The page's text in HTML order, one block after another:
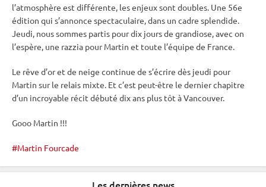
l’atmosphère est différente, les enjeux sont doubles. Une 56e
édition qui s’annonce spectaculaire, dans un cadre splendide.
Jeudi, nous sommes partis pour dix jours de grandiose, avec on
l’espère, une razzia pour Martin et toute l’équipe de France.
Le rêve d’or et de neige continue de s’écrire dès jeudi pour
Martin sur le relais mixte. Et c’est peut-être le dernier chapitre
d’un incroyable récit débuté dix ans plus tôt à Vancouver.
Gooo Martin !!!
Martin Fourcade